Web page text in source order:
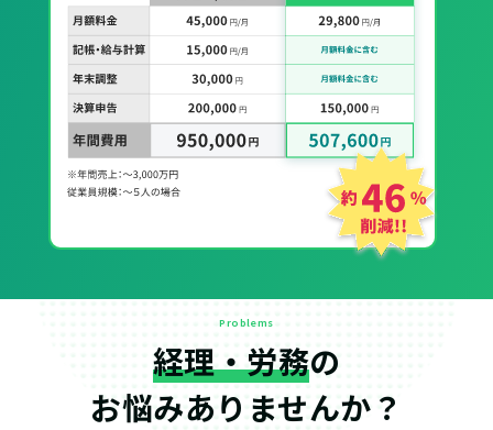
Problems
経理・労務の
お悩みありませんか？